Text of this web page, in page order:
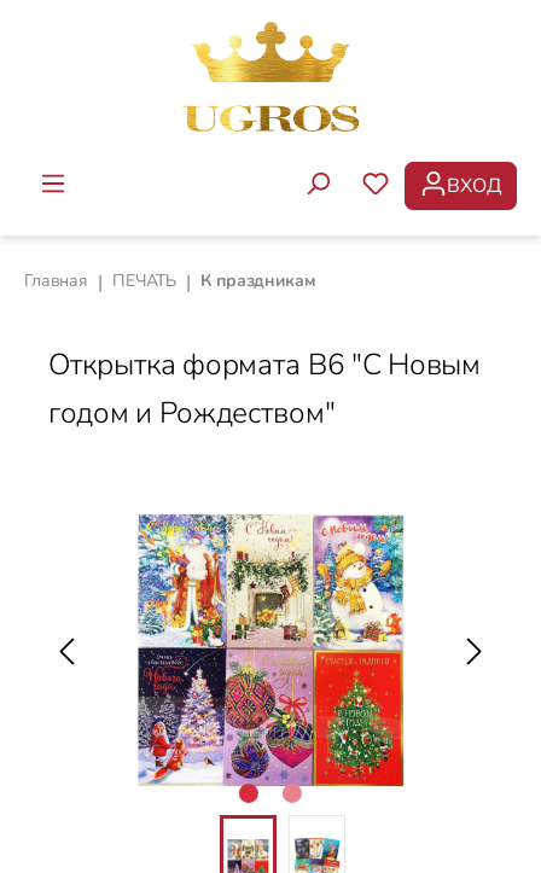
Перейти к основному содержанию
У ВАС ЕСТЬ
ВХОД
Главная | ПЕЧАТЬ | К праздникам
Открытка формата B6 "С Новым
годом и Рождеством"